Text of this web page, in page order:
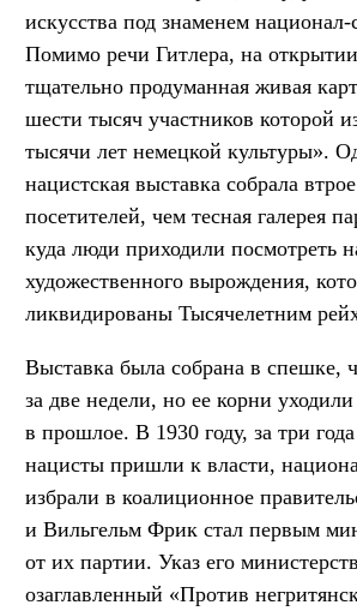
искусства под знаменем национал-
Помимо речи Гитлера, на
тщательно продуманная живая
шести тысяч участников которой
тысячи лет немецкой культуры».
нацистская выставка собрала
посетителей, чем тесная галерея
куда люди приходили посмотреть
художественного вырождения,
ликвидированы Тысячелетним
Выставка была собрана в спешке,
за две недели, но ее корни
в прошлое. В 1930 году, за три
нацисты пришли к власти,
избрали в коалиционное
и Вильгельм Фрик стал первым
от их партии. Указ его
озаглавленный «Против